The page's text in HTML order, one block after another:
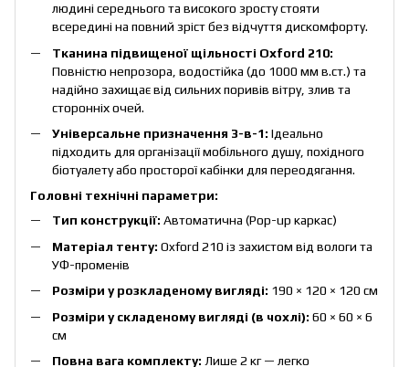
людині середнього та високого зросту стояти
всередині на повний зріст без відчуття дискомфорту.
Тканина підвищеної щільності Oxford 210:
Повністю непрозора, водостійка (до 1000 мм в.ст.) та
надійно захищає від сильних поривів вітру, злив та
сторонніх очей.
Універсальне призначення 3-в-1: Ідеально
підходить для організації мобільного душу, похідного
біотуалету або просторої кабінки для переодягання.
Головні технічні параметри:
Тип конструкції: Автоматична (Pop-up каркас)
Матеріал тенту: Oxford 210 із захистом від вологи та
УФ-променів
Розміри у розкладеному вигляді: 190 × 120 × 120 см
Розміри у складеному вигляді (в чохлі): 60 × 60 × 6
см
Повна вага комплекту: Лише 2 кг — легко